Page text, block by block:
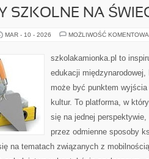
SZKOLNE NA
MAR - 10 - 2026 MOŻLIWOŚĆ
szkolakamionka.pl to
edukacji
może być punktem
kultur. To platforma, w
się na jednej
przez odmienne sposoby
na tematach związanych z